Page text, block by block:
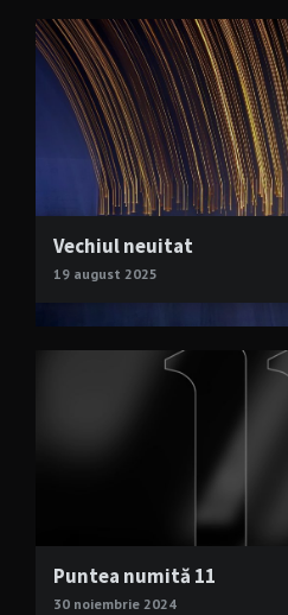
Vechiul neuitat
19 august 2025
Puntea numită 11
30 noiembrie 2024